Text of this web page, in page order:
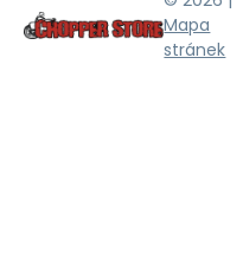
Mapa
stránek